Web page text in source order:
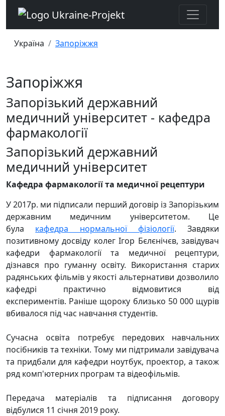
Україна Запоріжжя
Запоріжжя
Запорізький державний
медичний університет - кафедра
фармакології
Запорізький державний
медичний університет
Кафедра фармакології та медичної рецептури
У 2017р. ми підписали перший договір із Запорізьким
державним медичним університетом. Це
була кафедра нормальної фізіології. Завдяки
позитивному досвіду колег Ігор Бєлєнічєв, завідувач
кафедри фармакології та медичної рецептури,
дізнався про гуманну освіту. Використання старих
радянських фільмів у якості альтернативи дозволило
кафедрі практично відмовитися від
експериментів. Раніше щороку близько 50 000 щурів
вбивалося під час навчання студентів.
Сучасна освіта потребує передових навчальних
посібників та техніки. Тому ми підтримали завідувача
та придбали для кафедри ноутбук, проектор, а також
ряд комп'ютерних програм та відеофільмів.
Передача матеріалів та підписання договору
відбулися 11 січня 2019 року.